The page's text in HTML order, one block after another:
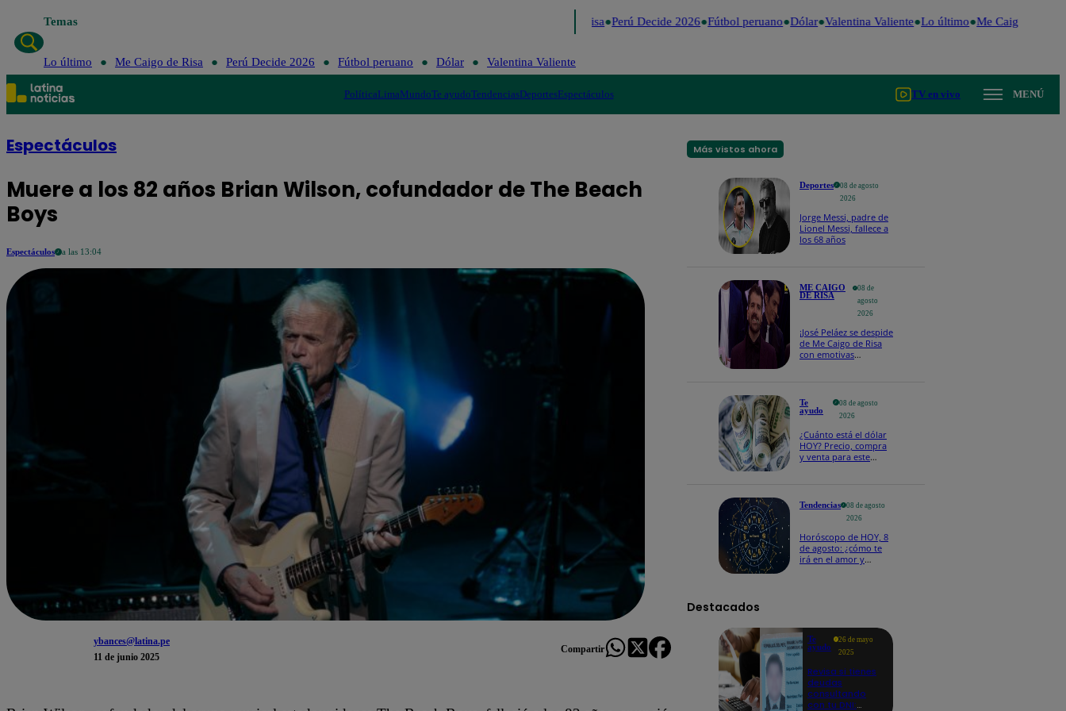
Temas Me Caigo de Risa Perú Decide 2026 Fútbol peruano Dólar Valentina Valiente Lo último Me Caigo de Risa
Lo último Me Caigo de Risa Perú Decide 2026 Fútbol peruano Dólar Valentina Valiente
PolíticaLimaMundoTe ayudoTendenciasDeportesEspectáculos TV en vivo MENÚ
Espectáculos
Muere a los 82 años Brian Wilson, cofundador de The Beach
Boys
Espectáculos a las 13:04
ybances@latina.pe
11 de junio 2025
Compartir
Más vistos ahora
Deportes
08 de agosto
2026
Jorge Messi, padre de
Lionel Messi, fallece a
los 68 años
ME CAIGO
DE RISA
08 de
agosto
2026
¡José Peláez se despide
de Me Caigo de Risa
con emotivas
Te
ayudo
08 de agosto
2026
¿Cuánto está el dólar
HOY? Precio, compra
y venta para este
Tendencias
08 de agosto
2026
Horóscopo de HOY, 8
de agosto: ¿cómo te
irá en el amor y
Destacados
Te
ayudo
26 de mayo
2025
Revisa si tienes
deudas
consultando
con tu DNI: